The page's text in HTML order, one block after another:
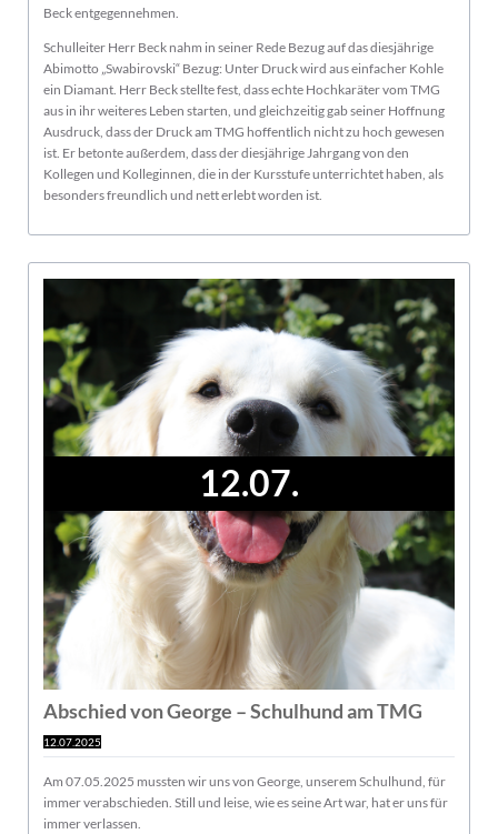
Beck entgegennehmen.
Schulleiter Herr Beck nahm in seiner Rede Bezug auf das diesjährige
Abimotto „Swabirovski“ Bezug: Unter Druck wird aus einfacher Kohle
ein Diamant. Herr Beck stellte fest, dass echte Hochkaräter vom TMG
aus in ihr weiteres Leben starten, und gleichzeitig gab seiner Hoffnung
Ausdruck, dass der Druck am TMG hoffentlich nicht zu hoch gewesen
ist. Er betonte außerdem, dass der diesjährige Jahrgang von den
Kollegen und Kolleginnen, die in der Kursstufe unterrichtet haben, als
besonders freundlich und nett erlebt worden ist.
12.07.
Abschied von George – Schulhund am TMG
12.07.2025
Am 07.05.2025 mussten wir uns von George, unserem Schulhund, für
immer verabschieden. Still und leise, wie es seine Art war, hat er uns für
immer verlassen.